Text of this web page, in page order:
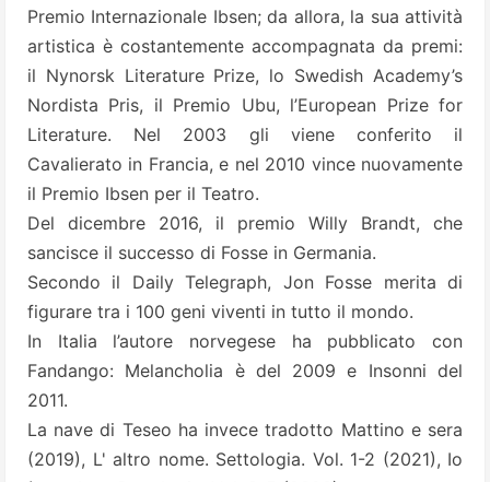
Premio Internazionale Ibsen; da allora, la sua attività
artistica è costantemente accompagnata da premi:
il Nynorsk Literature Prize, lo Swedish Academy’s
Nordista Pris, il Premio Ubu, l’European Prize for
Literature. Nel 2003 gli viene conferito il
Cavalierato in Francia, e nel 2010 vince nuovamente
il Premio Ibsen per il Teatro.
Del dicembre 2016, il premio Willy Brandt, che
sancisce il successo di Fosse in Germania.
Secondo il Daily Telegraph, Jon Fosse merita di
figurare tra i 100 geni viventi in tutto il mondo.
In Italia l’autore norvegese ha pubblicato con
Fandango: Melancholia è del 2009 e Insonni del
2011.
La nave di Teseo ha invece tradotto Mattino e sera
(2019), L' altro nome. Settologia. Vol. 1-2 (2021), Io